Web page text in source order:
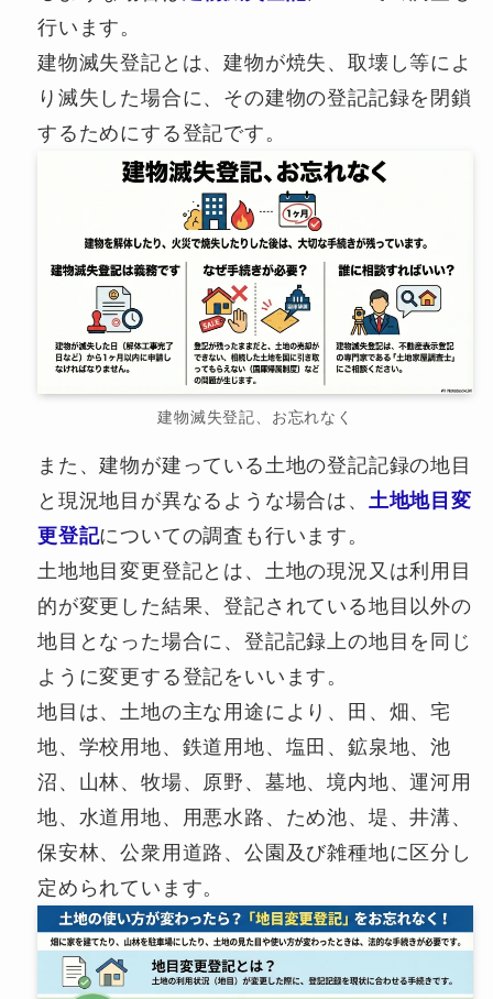
行います。
建物滅失登記とは、建物が焼失、取壊し等によ
り滅失した場合に、その建物の登記記録を閉鎖
するためにする登記です。
建物滅失登記、お忘れなく
また、建物が建っている土地の登記記録の地目
と現況地目が異なるような場合は、 土地地目変
更登記についての調査も行います。
土地地目変更登記とは、土地の現況又は利用目
的が変更した結果、登記されている地目以外の
地目となった場合に、登記記録上の地目を同じ
ように変更する登記をいいます。
地目は、土地の主な用途により、田、畑、宅
地、学校用地、鉄道用地、塩田、鉱泉地、池
沼、山林、牧場、原野、墓地、境内地、運河用
地、水道用地、用悪水路、ため池、堤、井溝、
保安林、公衆用道路、公園及び雑種地に区分し
定められています。